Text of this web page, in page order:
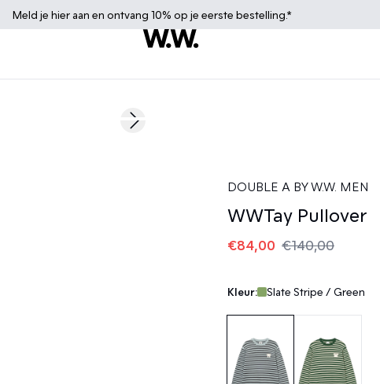
Meld je hier aan en ontvang 10% op je eerste bestelling.*
Next slide
DOUBLE A BY W.W. MEN
WWTay Pullover
€84,00 €140,00
Kleur: Slate Stripe / Green